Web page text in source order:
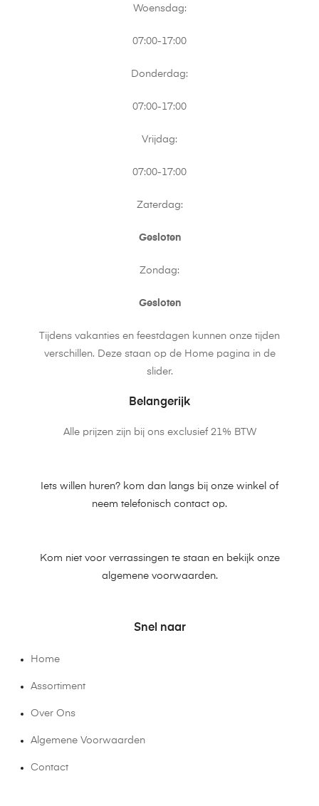
Woensdag:
07:00-17:00
Donderdag:
07:00-17:00
Vrijdag:
07:00-17:00
Zaterdag:
Gesloten
Zondag:
Gesloten
Tijdens vakanties en feestdagen kunnen onze tijden
verschillen. Deze staan op de Home pagina in de
slider.
Belangerijk
Alle prijzen zijn bij ons exclusief 21% BTW
Iets willen huren? kom dan langs bij onze winkel of
neem telefonisch contact op.
Kom niet voor verrassingen te staan en bekijk onze
algemene voorwaarden.
Snel naar
Home
Assortiment
Over Ons
Algemene Voorwaarden
Contact